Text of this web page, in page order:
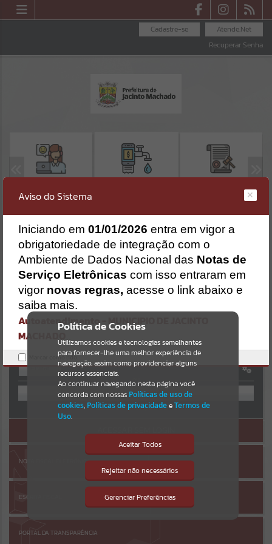
Atende.Net
Cadastre-se
Recuperar Senha
OUVIDORIA
Resultados para""
Portais
Por favor, aguarde...
NOTÍCIAS
Por favor, aguarde...
Por favor, aguarde...
AUTOATENDIMENTO
OU
Cadastre-se |Recuperar Senha
NOTA FISCAL ELETRÔNICA
ESCRITA FISCAL
PORTAL DA TRANSPARÊNCIA
Política de Cookies
Utilizamos cookies e tecnologias semelhantes
para fornecer-lhe uma melhor experiência de
navegação, assim como providenciar alguns
recursos essenciais.
Ao continuar navegando nesta página você
concorda com nossas Políticas de uso de
cookies, Políticas de privacidadeeTermos de
Uso.
Aceitar Todos
Rejeitar não necessários
Gerenciar Preferências
Isto significa que diversos recursos
providenciados poderão não estar
Aviso do Sistema
Iniciando em 01/01/2026 entra em vigor a
obrigatoriedade de integração com o
Ambiente de Dados Nacional das Notas de
Serviço Eletrônicas com isso entraram em
vigor novas regras, acesse o link abaixo e
saiba mais.
Autoatendimento - MUNICIPIO DE JACINTO
MACHADO
Marcar como lido.
SISTEMA
Gerenciamento do Sistema
CÓDIGO DA MENSAGEM:EST-000040
Ocorreu um erro de script:
Uncaught SyntaxError: Unexpected token '('
https://jacintomachado.atende.net/cidadao/pagina/static/bundle/w
po_index_2_base_l2_portal_editores_sync_8561ff93b515c0349ff614
bbf6749b96.js?v=080a47ac:47
Verificar Mais Detalhes